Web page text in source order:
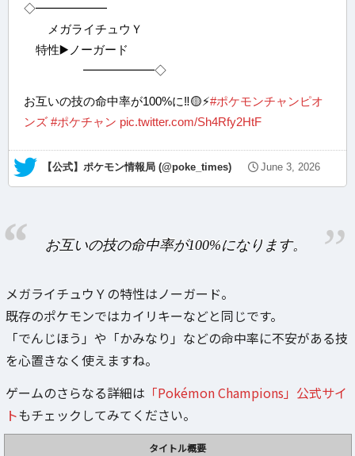
◇━━━━━━
メガライチュウＹ
特性▶️ノーガード
━━━━━━◇
お互いの技の命中率が100%に‼️🟡⚡️#ポケモンチャンピオ
ンズ #ポケチャン pic.twitter.com/Sh4Rfy2HtF
— 【公式】ポケモン情報局 (@poke_times) June 3, 2026
お互いの技の命中率が100%になります。
メガライチュウＹの特性はノーガード。
既存のポケモンではカイリキーなどと同じです。
「でんじほう」や「かみなり」などの命中率に不安がある技
を心置きなく使えますね。
ゲームのさらなる詳細は 「Pokémon Champions」公式サイ
トもチェックしてみてください。
タイトル概要